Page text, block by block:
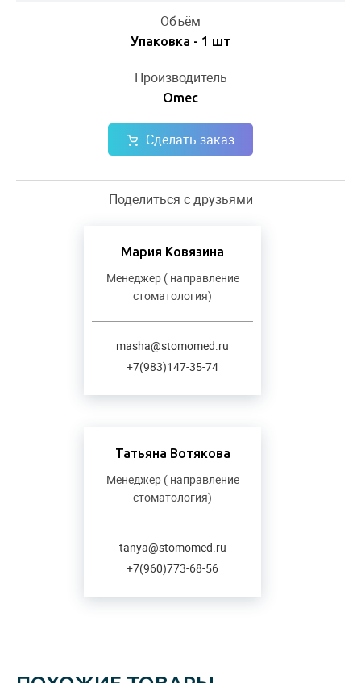
Объём
Упаковка - 1 шт
Производитель
Omec
Сделать заказ
Поделиться с друзьями
Мария Ковязина
Менеджер ( направление
стоматология)
masha@stomomed.ru
+7(983)147-35-74
Татьяна Вотякова
Менеджер ( направление
стоматология)
tanya@stomomed.ru
+7(960)773-68-56